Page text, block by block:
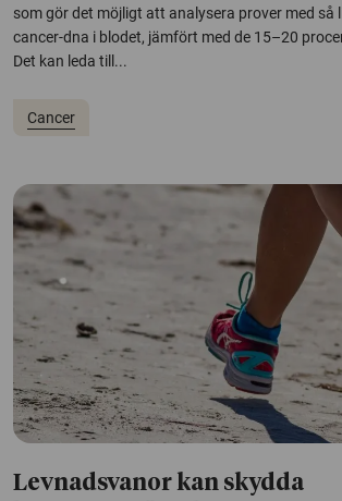
som gör det möjligt att analysera prover med så
cancer-dna i blodet, jämfört med de 15–20
Det kan leda till...
Cancer
Levnadsvanor kan skydda